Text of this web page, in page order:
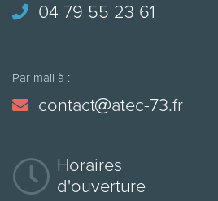
04 79 55 23 61
Par mail à :
contact atec-73.fr
Horaires
d'ouverture